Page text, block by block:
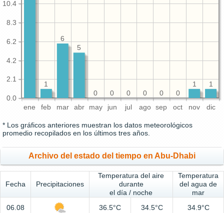
ene feb mar abr may jun jul ago sep oct nov dic
0.0
2.1
4.2
6.2
8.3
10.4
1
1
0
0
0
0
0
0
5
6
1
* Los gráficos anteriores muestran los datos meteorológicos
promedio recopilados en los últimos tres años.
Archivo del estado del tiempo en Abu-Dhabi
Fecha Precipitaciones
Temperatura del aire
durante
el día / noche
Temperatura
del agua de
mar
06.08
36.5°C 34.5°C 34.9°C